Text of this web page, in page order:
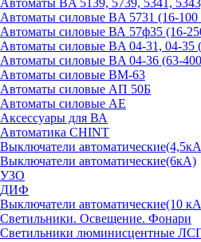
Автоматы BA 5139, 5739, 5341,
Автоматы силовые BA 5731 (16-
Автоматы силовые ВА 57ф35 (16-
Автоматы силовые BA 04-31, 04-35
Автоматы силовые BA 04-36 (63-
Автоматы силовые ВМ-63
Автоматы силовые АП 50Б
Автоматы силовые АЕ
Аксессуары для ВА
Автоматика CHINT
Выключатели
Выключатели автоматические(6кА)
УЗО
ДИФ
Выключатели автоматические(10
Светильники. Освещение. Фонари
Светильники люминисцентные